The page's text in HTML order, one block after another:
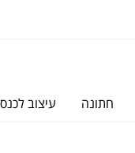
חתונה עיצוב